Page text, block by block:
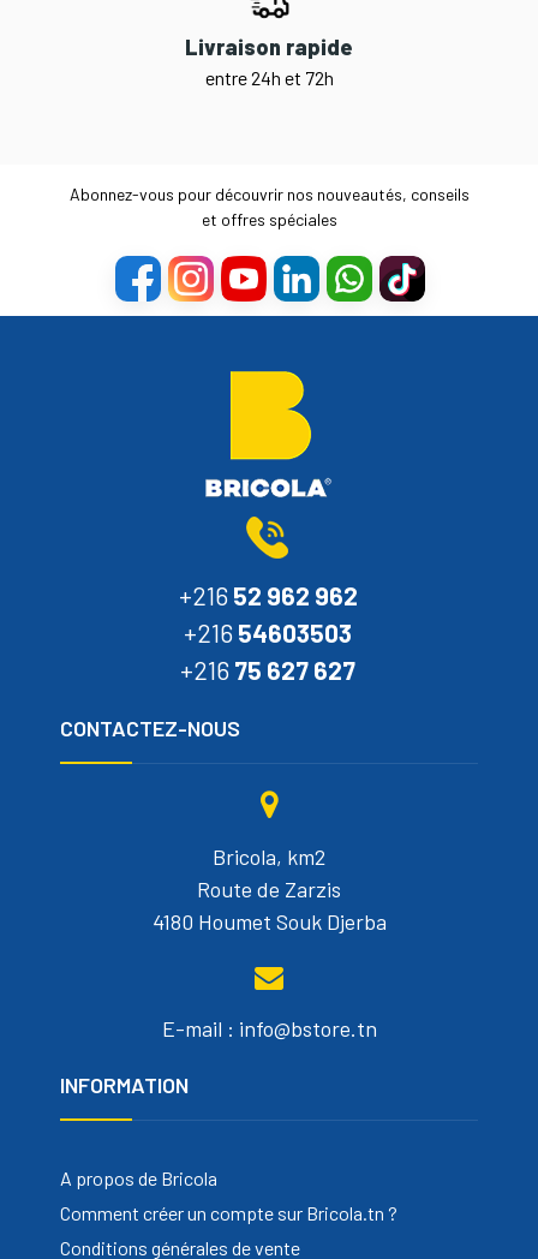
Livraison rapide
entre 24h et 72h
Abonnez-vous pour découvrir nos nouveautés, conseils
et offres spéciales
+216 52 962 962
+216 54603503
+216 75 627 627
CONTACTEZ-NOUS
Bricola, km2
Route de Zarzis
4180 Houmet Souk Djerba
E-mail : info@bstore.tn
INFORMATION
A propos de Bricola
Comment créer un compte sur Bricola.tn ?
Conditions générales de vente